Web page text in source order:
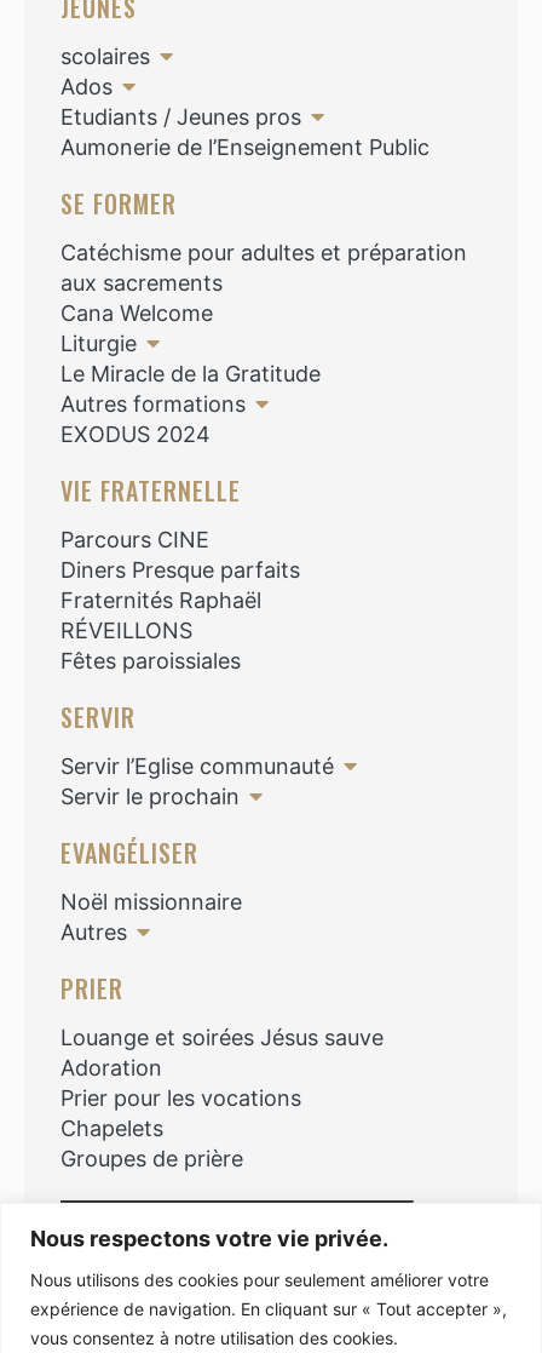
Nous respectons votre vie privée.
Nous utilisons des cookies pour seulement améliorer votre
expérience de navigation. En cliquant sur « Tout accepter »,
vous consentez à notre utilisation des cookies.
scolaires
Ados
Etudiants / Jeunes pros
Aumonerie de l’Enseignement Public
SE FORMER
Catéchisme pour adultes et préparation
aux sacrements
Cana Welcome
Liturgie
Le Miracle de la Gratitude
Autres formations
EXODUS 2024
VIE FRATERNELLE
Parcours CINE
Diners Presque parfaits
Fraternités Raphaël
RÉVEILLONS
Fêtes paroissiales
SERVIR
Servir l’Eglise communauté
Servir le prochain
EVANGÉLISER
Noël missionnaire
Autres
PRIER
Louange et soirées Jésus sauve
Adoration
Prier pour les vocations
Chapelets
Groupes de prière